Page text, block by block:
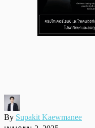
By Supakit Kaewmanee